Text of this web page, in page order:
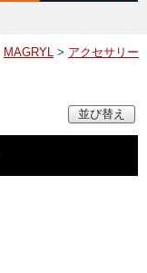
MAGRYL > アクセサリー
並び替え